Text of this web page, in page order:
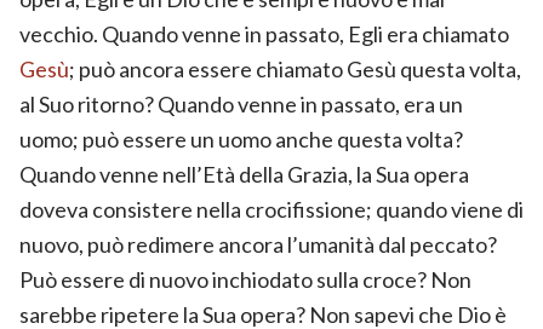
vecchio. Quando venne in passato, Egli era chiamato
Gesù; può ancora essere chiamato Gesù questa volta,
al Suo ritorno? Quando venne in passato, era un
uomo; può essere un uomo anche questa volta?
Quando venne nell’Età della Grazia, la Sua opera
doveva consistere nella crocifissione; quando viene di
nuovo, può redimere ancora l’umanità dal peccato?
Può essere di nuovo inchiodato sulla croce? Non
sarebbe ripetere la Sua opera? Non sapevi che Dio è